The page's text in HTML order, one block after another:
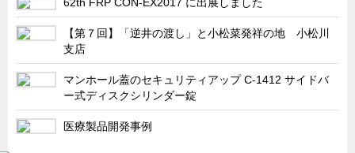
半導体製造装置関連
共同溝・無電柱化関連
サーバーラック・エンクロジャー
特装車・バス・トラック関連
フリーザー・フードマシナリー関連
【第７回】「逆井の渡し」と小松菜発祥の地 小松川
支店
マンホール蓋のセキュリティアップ C-1412 サイドバ
ー式ディスクシリンダー錠
医療製品開発事例